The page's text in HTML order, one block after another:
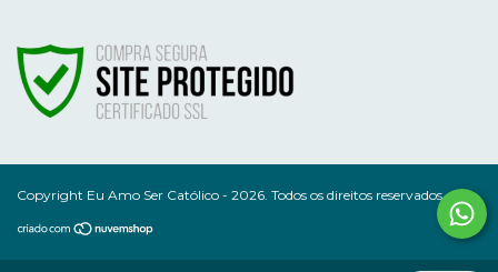
Copyright Eu Amo Ser Católico - 2026. Todos os direitos reservados.